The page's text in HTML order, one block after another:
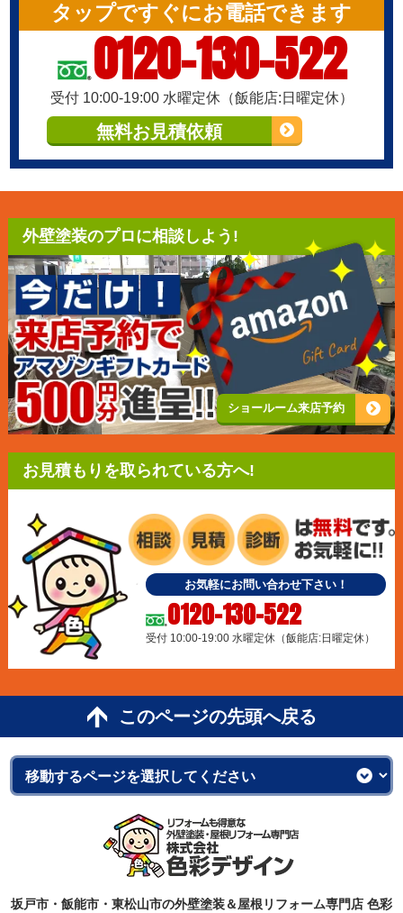
タップですぐにお電話できます
0120-130-522
受付 10:00-19:00 水曜定休（飯能店:日曜定休）
無料お見積依頼
外壁塗装のプロに相談しよう!
ショールーム来店予約
お見積もりを取られている方へ!
お気軽にお問い合わせ下さい！
0120-130-522
受付 10:00-19:00 水曜定休（飯能店:日曜定休）
このページの先頭へ戻る
坂戸市・飯能市・東松山市の外壁塗装＆屋根リフォーム専門店 色彩